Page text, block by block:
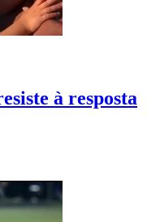
à resposta